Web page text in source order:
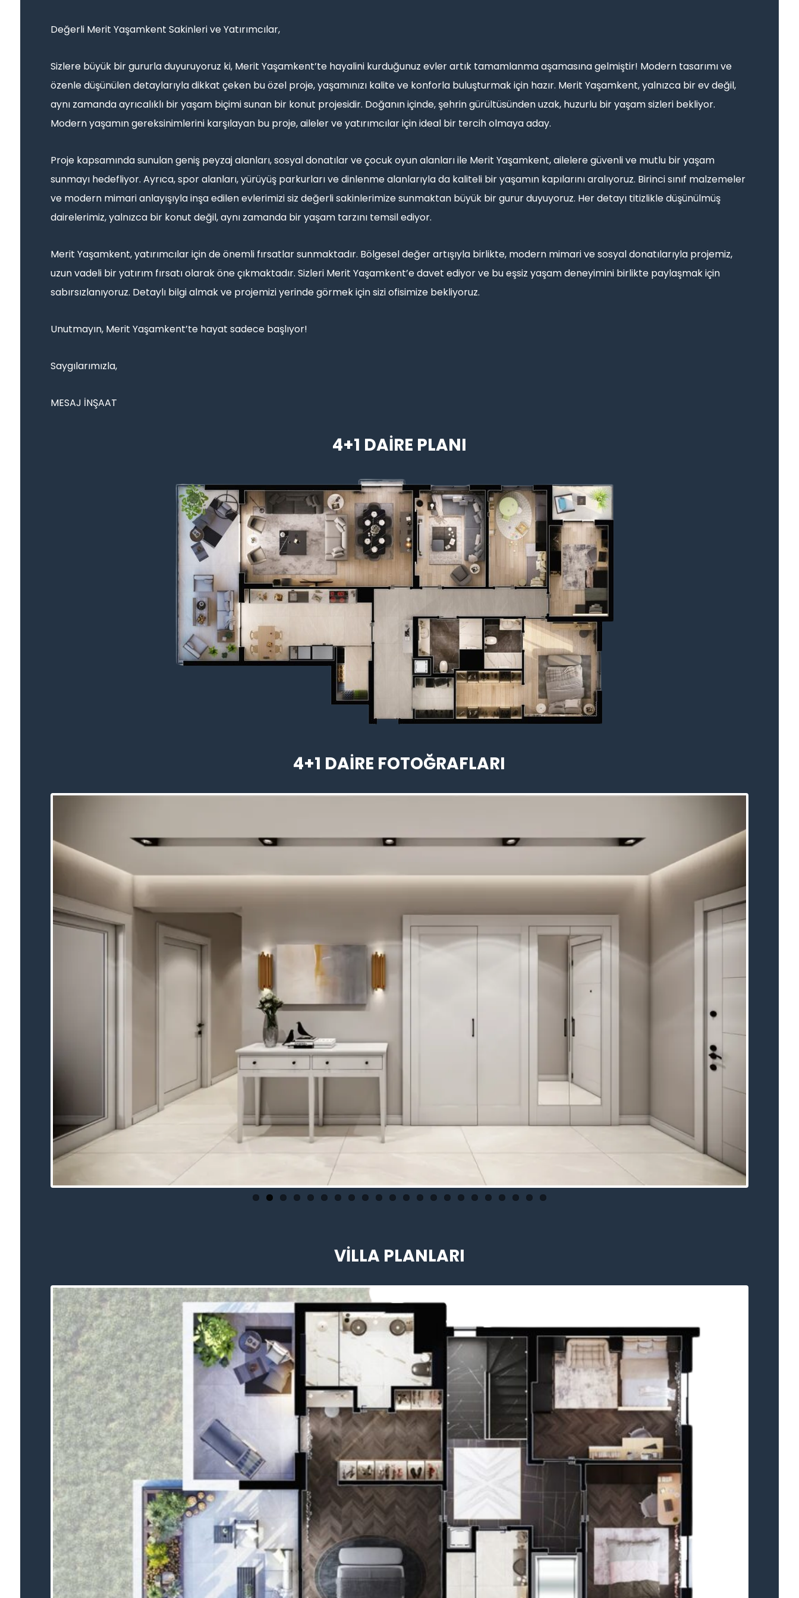
Değerli Merit Yaşamkent Sakinleri ve Yatırımcılar,
Sizlere büyük bir gururla duyuruyoruz ki, Merit Yaşamkent’te hayalini kurduğunuz evler artık tamamlanma aşamasına gelmiştir! Modern tasarımı ve
özenle düşünülen detaylarıyla dikkat çeken bu özel proje, yaşamınızı kalite ve konforla buluşturmak için hazır. Merit Yaşamkent, yalnızca bir ev değil,
aynı zamanda ayrıcalıklı bir yaşam biçimi sunan bir konut projesidir. Doğanın içinde, şehrin gürültüsünden uzak, huzurlu bir yaşam sizleri bekliyor.
Modern yaşamın gereksinimlerini karşılayan bu proje, aileler ve yatırımcılar için ideal bir tercih olmaya aday.
Proje kapsamında sunulan geniş peyzaj alanları, sosyal donatılar ve çocuk oyun alanları ile Merit Yaşamkent, ailelere güvenli ve mutlu bir yaşam
sunmayı hedefliyor. Ayrıca, spor alanları, yürüyüş parkurları ve dinlenme alanlarıyla da kaliteli bir yaşamın kapılarını aralıyoruz. Birinci sınıf malzemeler
ve modern mimari anlayışıyla inşa edilen evlerimizi siz değerli sakinlerimize sunmaktan büyük bir gurur duyuyoruz. Her detayı titizlikle düşünülmüş
dairelerimiz, yalnızca bir konut değil, aynı zamanda bir yaşam tarzını temsil ediyor.
Merit Yaşamkent, yatırımcılar için de önemli fırsatlar sunmaktadır. Bölgesel değer artışıyla birlikte, modern mimari ve sosyal donatılarıyla projemiz,
uzun vadeli bir yatırım fırsatı olarak öne çıkmaktadır. Sizleri Merit Yaşamkent’e davet ediyor ve bu eşsiz yaşam deneyimini birlikte paylaşmak için
sabırsızlanıyoruz. Detaylı bilgi almak ve projemizi yerinde görmek için sizi ofisimize bekliyoruz.
Unutmayın, Merit Yaşamkent’te hayat sadece başlıyor!
Saygılarımızla,
MESAJ İNŞAAT
4+1 DAİRE PLANI
4+1 DAİRE FOTOĞRAFLARI
VİLLA PLANLARI